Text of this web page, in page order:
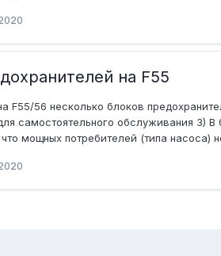
на F55
F55/56 несколько блоков
самостоятельного обслуживания 3)
мощных потребителей (типа насоса)